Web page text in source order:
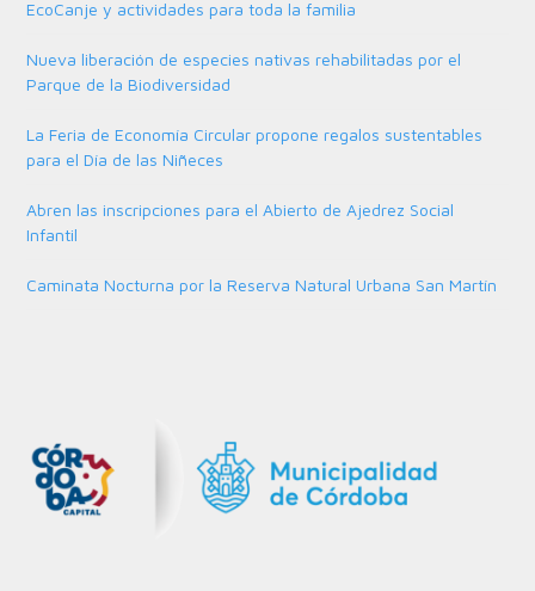
EcoCanje y actividades para toda la familia
Nueva liberación de especies nativas rehabilitadas por el
Parque de la Biodiversidad
La Feria de Economía Circular propone regalos sustentables
para el Día de las Niñeces
Abren las inscripciones para el Abierto de Ajedrez Social
Infantil
Caminata Nocturna por la Reserva Natural Urbana San Martín